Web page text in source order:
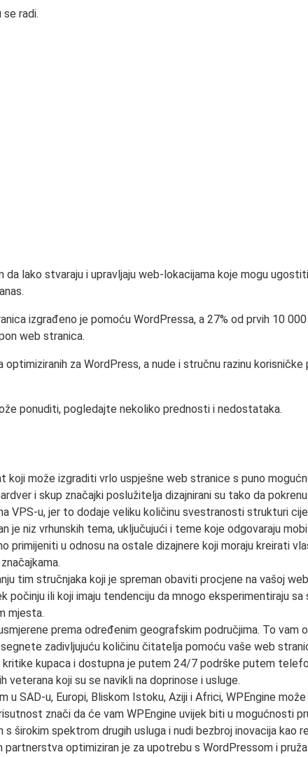
radi.
lako stvaraju i upravljaju web-lokacijama koje mogu
izgrađeno je pomoću WordPressa, a 27% od prvih 10
web stranica.
za WordPress, a nude i stručnu razinu
ponuditi, pogledajte nekoliko prednosti i nedostataka.
koji može izgraditi vrlo uspješne web stranice s puno
i skup značajki poslužitelja dizajnirani su tako da
VPS-u, jer to dodaje veliku količinu svestranosti strukturi
je niz vrhunskih tema, uključujući i teme koje odgovaraju
primijeniti u odnosu na ostale dizajnere koji moraju kreirati
tim stručnjaka koji je spreman obaviti procjene na vašoj
počinju ili koji imaju tendenciju da mnogo eksperimentiraju
mjesta.
prema određenim geografskim područjima. To
zadivljujuću količinu čitatelja pomoću vaše web
kritike kupaca i dostupna je putem 24/7 podrške putem
veterana koji su se navikli na doprinose i usluge.
u SAD-u, Europi, Bliskom Istoku, Aziji i Africi, WPEngine
znači da će vam WPEngine uvijek biti u mogućnosti
s širokim spektrom drugih usluga i nudi bezbroj inovacija
partnerstva optimiziran je za upotrebu s WordPressom i